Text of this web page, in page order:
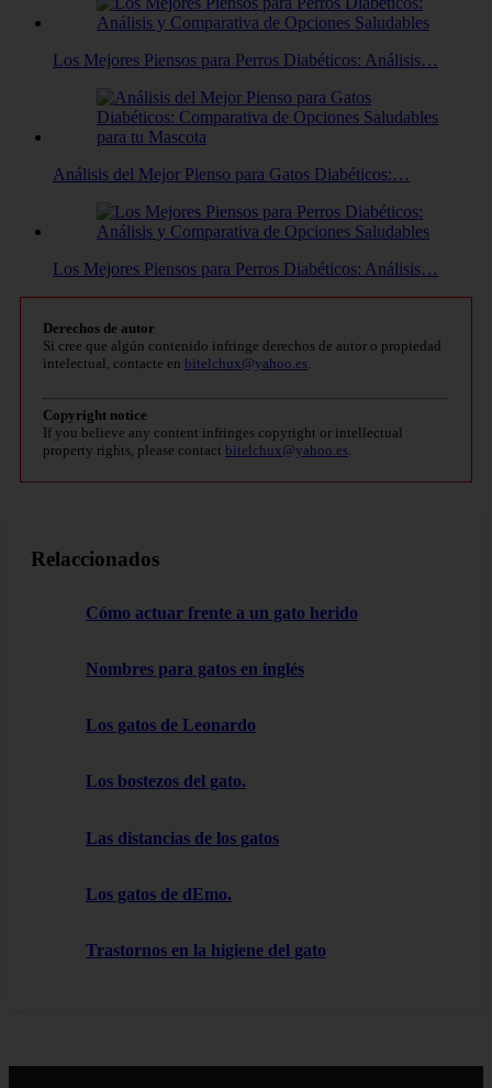
Los Mejores Piensos para Perros Diabéticos: Análisis…
Análisis del Mejor Pienso para Gatos Diabéticos:…
Los Mejores Piensos para Perros Diabéticos: Análisis…
Derechos de autor
Si cree que algún contenido infringe derechos de autor o propiedad
intelectual, contacte en bitelchux@yahoo.es.
Copyright notice
If you believe any content infringes copyright or intellectual
property rights, please contact bitelchux@yahoo.es.
Relaccionados
Cómo actuar frente a un gato herido
Nombres para gatos en inglés
Los gatos de Leonardo
Los bostezos del gato.
Las distancias de los gatos
Los gatos de dEmo.
Trastornos en la higiene del gato